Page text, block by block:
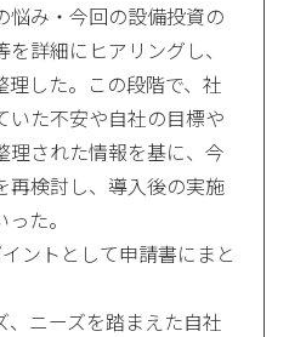
悩み・今回の設備投資の
詳細にヒアリングし、
した。この段階で、社
いた不安や自社の目標や
理された情報を基に、今
再検討し、導入後の実施
た。
ントとして申請書にまと
ニーズを踏まえた自社